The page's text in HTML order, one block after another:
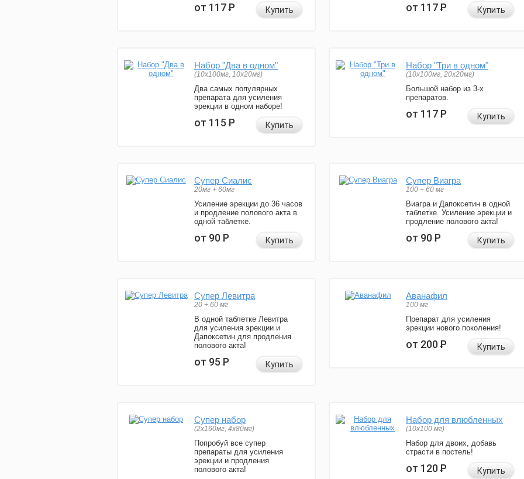
от 117Р Купить от 117Р Купить
Набор "Два в одном"
(10x100мг, 10x20мг)
Два самых популярных
препарата для усиления
эрекции в одном наборе!
от 115Р Купить
Набор "Три в одном"
(10x100мг, 20x20мг)
Большой набор из 3-х
препаратов.
от 117Р Купить
Супер Сиалис
20мг + 60мг
Усиление эрекции до 36 часов
и продление полового акта в
одной таблетке.
от 90Р Купить
Супер Виагра
100 + 60 мг
Виагра и Дапоксетин в одной
таблетке. Усиление эрекции и
продление полового акта!
от 90Р Купить
Супер Левитра
20 + 60 мг
В одной таблетке Левитра
для усиления эрекции и
Дапоксетин для продления
полового акта!
от 95Р Купить
Аванафил
100 мг
Препарат для усиления
эрекции нового поколения!
от 200Р Купить
Супер набор
(2х160мг, 4х80мг)
Попробуй все супер
препараты для усиления
эрекции и продления
полового акта!
Набор для влюбленных
(10х100 мг)
Набор для двоих, добавь
страсти в постель!
от 120Р Купить